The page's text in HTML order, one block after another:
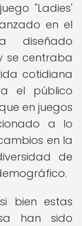
"Ladies'
en el
diseñado
se centraba
cotidiana
el público
en juegos
a lo
en la
de
bien estas
han sido